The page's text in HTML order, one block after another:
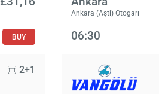
BUY
Ankara (Aşti) Otogarı
06:30
2+1